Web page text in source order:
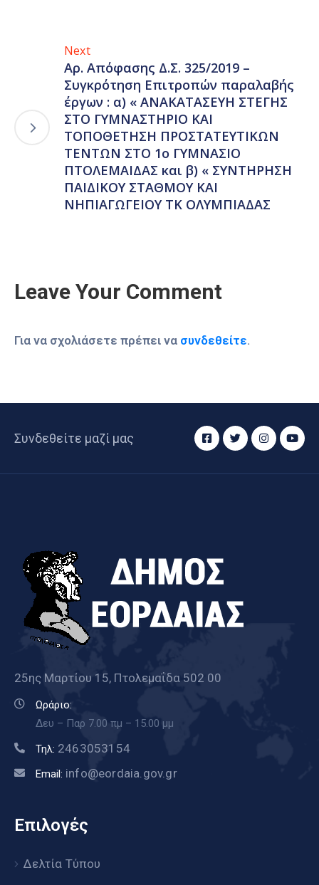
Next
Αρ. Απόφασης Δ.Σ. 325/2019 –
Συγκρότηση Επιτροπών παραλαβής
έργων : α) « ΑΝΑΚΑΤΑΣΕΥΗ ΣΤΕΓΗΣ
ΣΤΟ ΓΥΜΝΑΣΤΗΡΙΟ ΚΑΙ
ΤΟΠΟΘΕΤΗΣΗ ΠΡΟΣΤΑΤΕΥΤΙΚΩΝ
ΤΕΝΤΩΝ ΣΤΟ 1ο ΓΥΜΝΑΣΙΟ
ΠΤΟΛΕΜΑΙΔΑΣ και β) « ΣΥΝΤΗΡΗΣΗ
ΠΑΙΔΙΚΟΥ ΣΤΑΘΜΟΥ ΚΑΙ
ΝΗΠΙΑΓΩΓΕΙΟΥ ΤΚ ΟΛΥΜΠΙΑΔΑΣ
Leave Your Comment
Για να σχολιάσετε πρέπει να συνδεθείτε.
Συνδεθείτε μαζί μας
25ης Μαρτίου 15, Πτολεμαΐδα 502 00
Ωράριο:
Δευ – Παρ 7.00 πμ – 15.00 μμ
Τηλ: 2463053154
Email: info@eordaia.gov.gr
Επιλογές
Δελτία Τύπου